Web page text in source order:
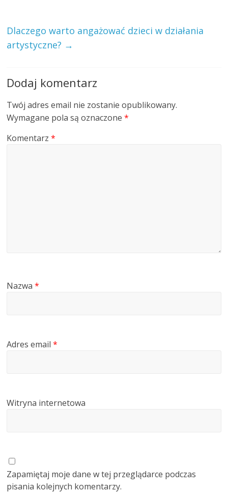
Dlaczego warto angażować dzieci w działania
artystyczne? →
Dodaj komentarz
Twój adres email nie zostanie opublikowany.
Wymagane pola są oznaczone*
Komentarz*
Nazwa*
Adres email*
Witryna internetowa
Zapamiętaj moje dane w tej przeglądarce podczas
pisania kolejnych komentarzy.